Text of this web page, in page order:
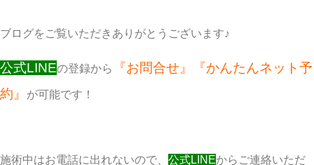
ブログをご覧いただきありがとうございます♪
公式LINEの登録から
『お問合せ』『かんたんネット予
約』
が可能です！
施術中はお電話に出れないので、 公式LINEからご連絡いただ